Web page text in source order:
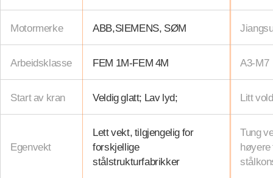
Motormerke ABB,SIEMENS, SØM
Arbeidsklasse FEM 1M-FEM 4M A3-M7
Start av kran Veldig glatt; Lav lyd; Litt
Egenvekt
Lett vekt, tilgjengelig for
forskjellige
stålstrukturfabrikker
Tung